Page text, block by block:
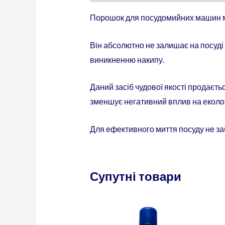
Порошок для посудомийних машин
Він абсолютно не залишає на
виникненню накипу.
Даний засіб чудової якості
зменшує негативний вплив на
Для ефективного миття посуду не
Супутні товари